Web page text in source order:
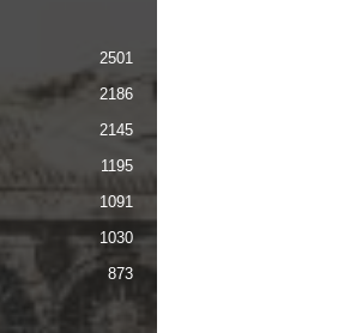
2501
2186
2145
1195
1091
1030
873